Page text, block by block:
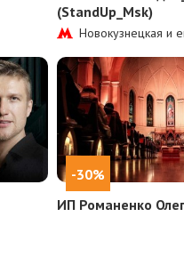
(StandUp_Msk)
Новокузнецкая и
-30%
ИП Романенко